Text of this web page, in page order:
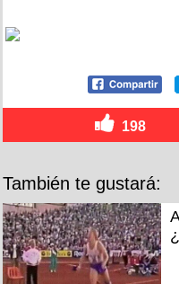
198
También te gustará: